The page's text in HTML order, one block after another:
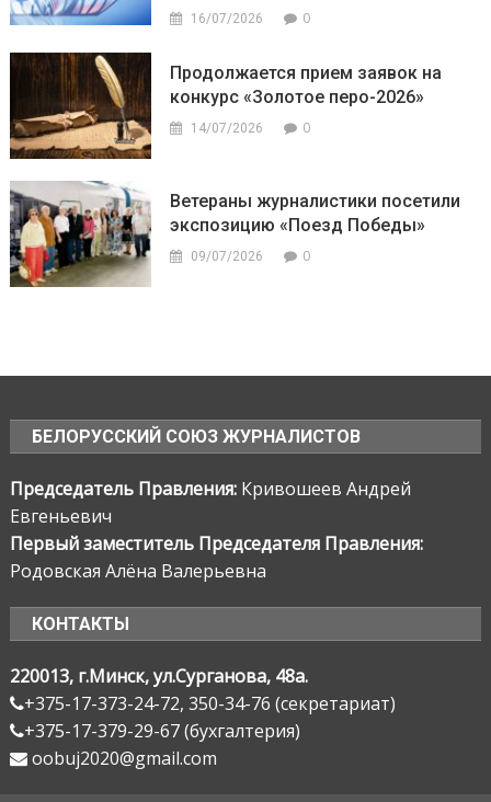
16/07/2026 0
Продолжается прием заявок на
конкурс «Золотое перо-2026»
14/07/2026 0
Ветераны журналистики посетили
экспозицию «Поезд Победы»
09/07/2026 0
БЕЛОРУССКИЙ СОЮЗ ЖУРНАЛИСТОВ
Председатель Правления: Кривошеев Андрей
Евгеньевич
Первый заместитель Председателя Правления:
Родовская Алёна Валерьевна
КОНТАКТЫ
220013, г.Минск, ул.Сурганова, 48а.
+375-17-373-24-72, 350-34-76 (секретариат)
+375-17-379-29-67 (бухгалтерия)
oobuj2020@gmail.com